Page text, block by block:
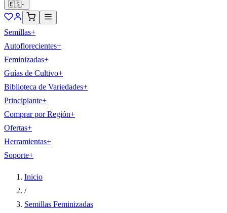
🇪🇸
Semillas+
Autoflorecientes+
Feminizadas+
Guías de Cultivo+
Biblioteca de Variedades+
Principiante+
Comprar por Región+
Ofertas+
Herramientas+
Soporte+
Inicio
/
Semillas Feminizadas